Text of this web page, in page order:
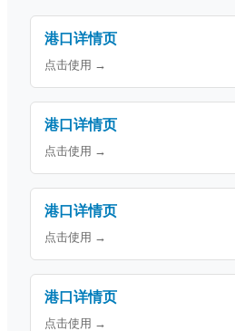
港口详情页
点击使用 →
港口详情页
点击使用 →
港口详情页
点击使用 →
港口详情页
点击使用 →